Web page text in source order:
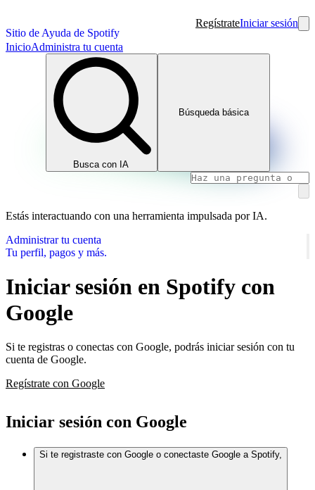
Sitio de Ayuda de Spotify
RegístrateIniciar sesión
InicioAdministra tu cuenta
Busca con IA
Búsqueda básica
Estás interactuando con una herramienta impulsada por IA.
Administrar tu cuenta
Tu perfil, pagos y más.
Iniciar sesión en Spotify con
Google
Si te registras o conectas con Google, podrás iniciar sesión con tu
cuenta de Google.
Regístrate con Google
Iniciar sesión con Google
Si te registraste con Google o conectaste Google a Spotify,